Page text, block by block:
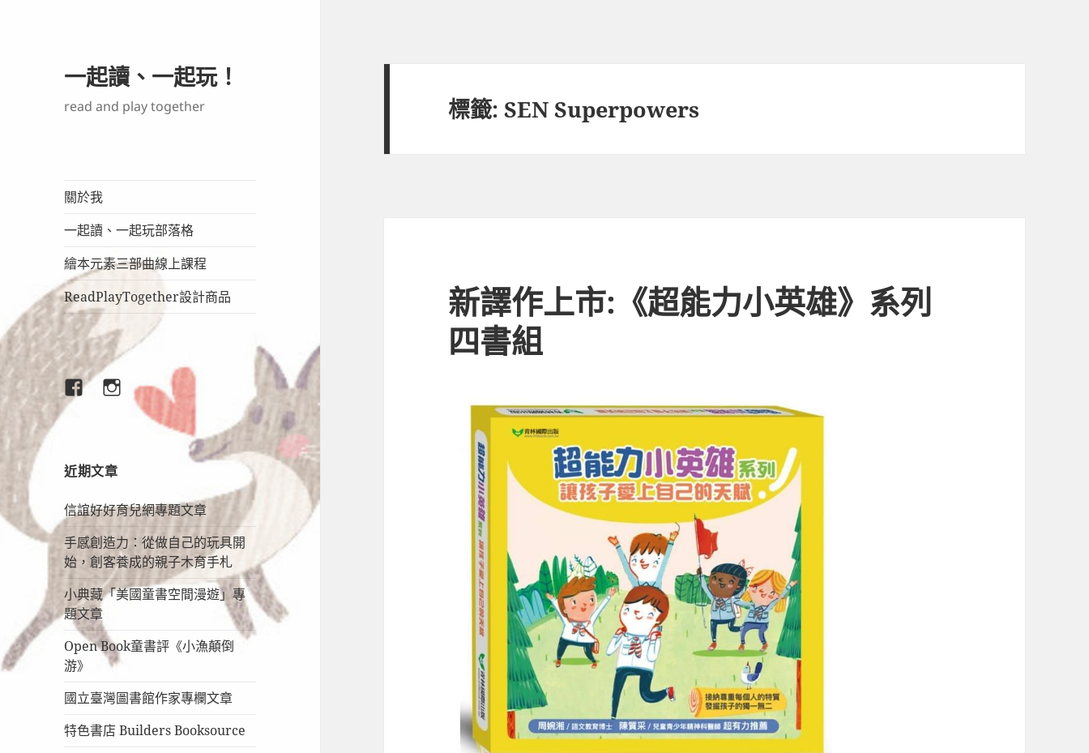
一起讀、一起玩！
read and play together
關於我
一起讀、一起玩部落格
繪本元素三部曲線上課程
ReadPlayTogether設計商品
臉
書
頁
IG
近期文章
信誼好好育兒網專題文章
手感創造力：從做自己的玩具開
始，創客養成的親子木育手札
小典藏「美國童書空間漫遊」專
題文章
Open Book童書評《小漁顛倒
游》
國立臺灣圖書館作家專欄文章
特色書店 Builders Booksource
標籤:SEN Superpowers
新譯作上市:《超能力小英雄》系列
四書組